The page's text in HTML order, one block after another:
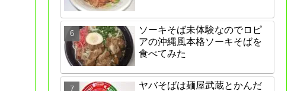
ソーキそば未体験なのでロピ
アの沖縄風本格ソーキそばを
食べてみた
ヤバそばは麺屋武蔵とかんだ